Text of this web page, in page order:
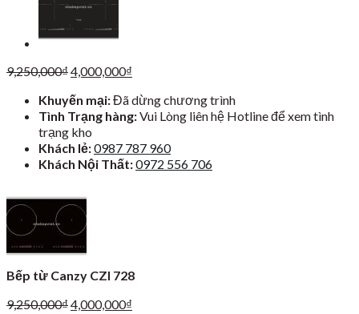
9,250,000₫Giá
là:
9,250,000₫.
4,000,000₫
tại
là:
Khuyến mại:Đã dừng chương trình
Tình Trạng hàng:Vui Lòng liên hệ Hotline để xem tình
trạng kho
Khách lẻ:0987 787 960
Khách Nội Thất:0972 556 706
Bếp từ Canzy CZI 728
9,250,000₫Giá
4,000,000₫